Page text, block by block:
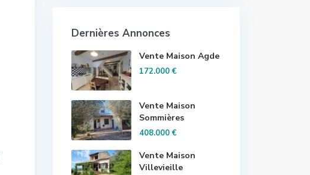
Dernières Annonces
Vente Maison Agde
172.000 €
Vente Maison
Sommières
408.000 €
Vente Maison
Villevieille